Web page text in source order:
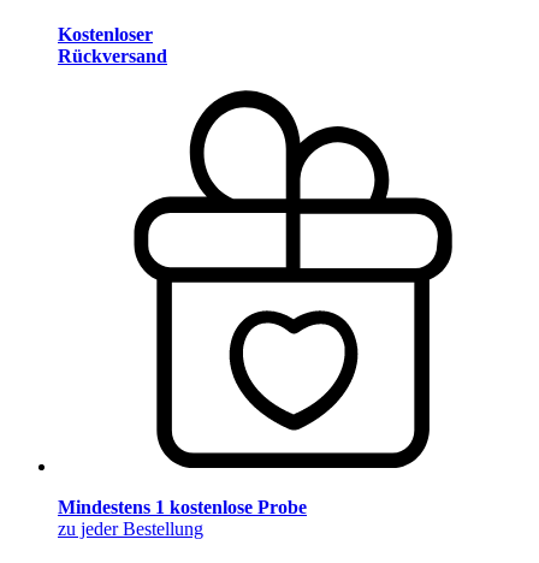
Kostenloser
Rückversand
Mindestens 1 kostenlose Probe
zu jeder Bestellung